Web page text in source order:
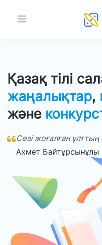
Қазақ тілі
жаңалықтар,
және
Сөзі жоғалған
Ахмет Байтұрсынұлы